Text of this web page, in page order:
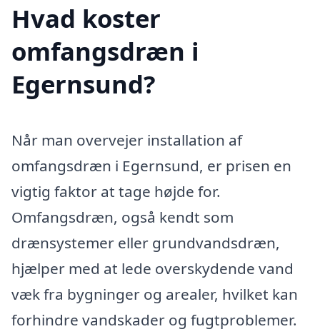
Hvad koster
omfangsdræn i
Egernsund?
Når man overvejer installation af
omfangsdræn i Egernsund, er prisen en
vigtig faktor at tage højde for.
Omfangsdræn, også kendt som
drænsystemer eller grundvandsdræn,
hjælper med at lede overskydende vand
væk fra bygninger og arealer, hvilket kan
forhindre vandskader og fugtproblemer.